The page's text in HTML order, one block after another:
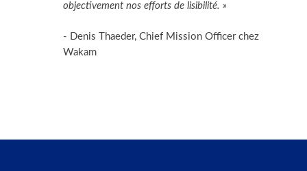
objectivement nos efforts de lisibilité. »
- Denis Thaeder, Chief Mission Officer chez
Wakam